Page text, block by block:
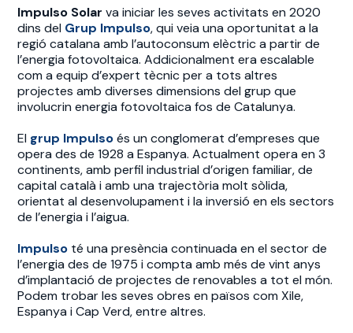
Impulso Solar va iniciar les seves activitats en 2020
dins del Grup Impulso, qui veia una oportunitat a la
regió catalana amb l’autoconsum elèctric a partir de
l’energia fotovoltaica. Addicionalment era escalable
com a equip d’expert tècnic per a tots altres
projectes amb diverses dimensions del grup que
involucrin energia fotovoltaica fos de Catalunya.
El grup Impulsoés un conglomerat d’empreses que
opera des de 1928 a Espanya. Actualment opera en 3
continents, amb perfil industrial d’origen familiar, de
capital català i amb una trajectòria molt sòlida,
orientat al desenvolupament i la inversió en els sectors
de l’energia i l’aigua.
Impulso té una presència continuada en el sector de
l’energia des de 1975 i compta amb més de vint anys
d’implantació de projectes de renovables a tot el món.
Podem trobar les seves obres en països com Xile,
Espanya i Cap Verd, entre altres.